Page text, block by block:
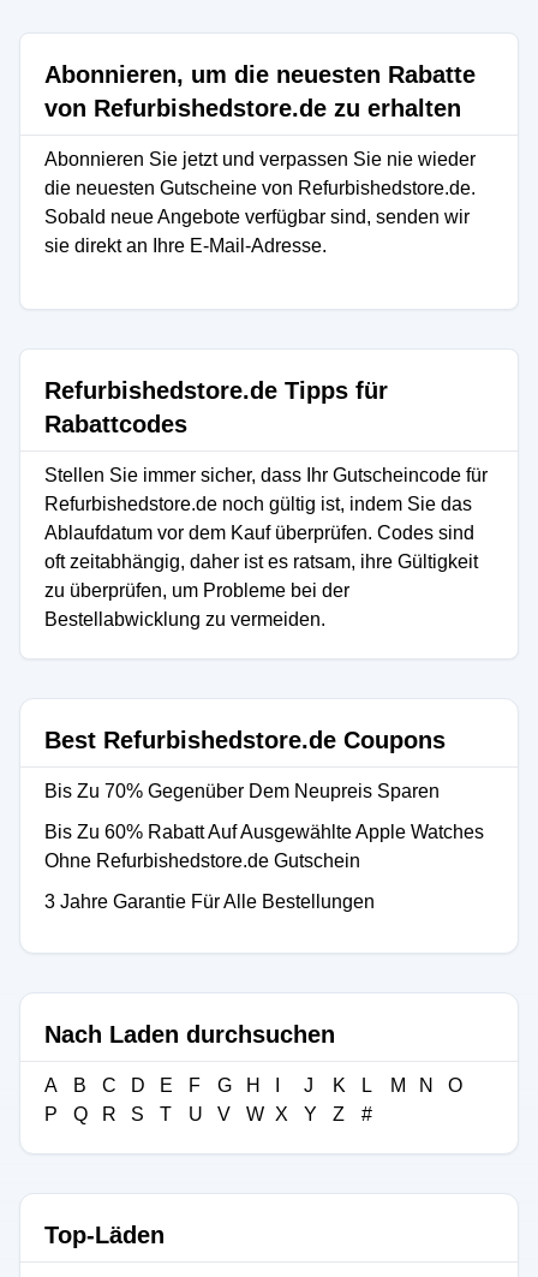
Abonnieren, um die neuesten Rabatte
von Refurbishedstore.de zu erhalten
Abonnieren Sie jetzt und verpassen Sie nie wieder
die neuesten Gutscheine von Refurbishedstore.de.
Sobald neue Angebote verfügbar sind, senden wir
sie direkt an Ihre E-Mail-Adresse.
Refurbishedstore.de Tipps für
Rabattcodes
Stellen Sie immer sicher, dass Ihr Gutscheincode für
Refurbishedstore.de noch gültig ist, indem Sie das
Ablaufdatum vor dem Kauf überprüfen. Codes sind
oft zeitabhängig, daher ist es ratsam, ihre Gültigkeit
zu überprüfen, um Probleme bei der
Bestellabwicklung zu vermeiden.
Best Refurbishedstore.de Coupons
Bis Zu 70% Gegenüber Dem Neupreis Sparen
Bis Zu 60% Rabatt Auf Ausgewählte Apple Watches
Ohne Refurbishedstore.de Gutschein
3 Jahre Garantie Für Alle Bestellungen
Nach Laden durchsuchen
A B C D E F G H J K L M N
O
P
Q R S T U V W X Y Z #
Top-Läden